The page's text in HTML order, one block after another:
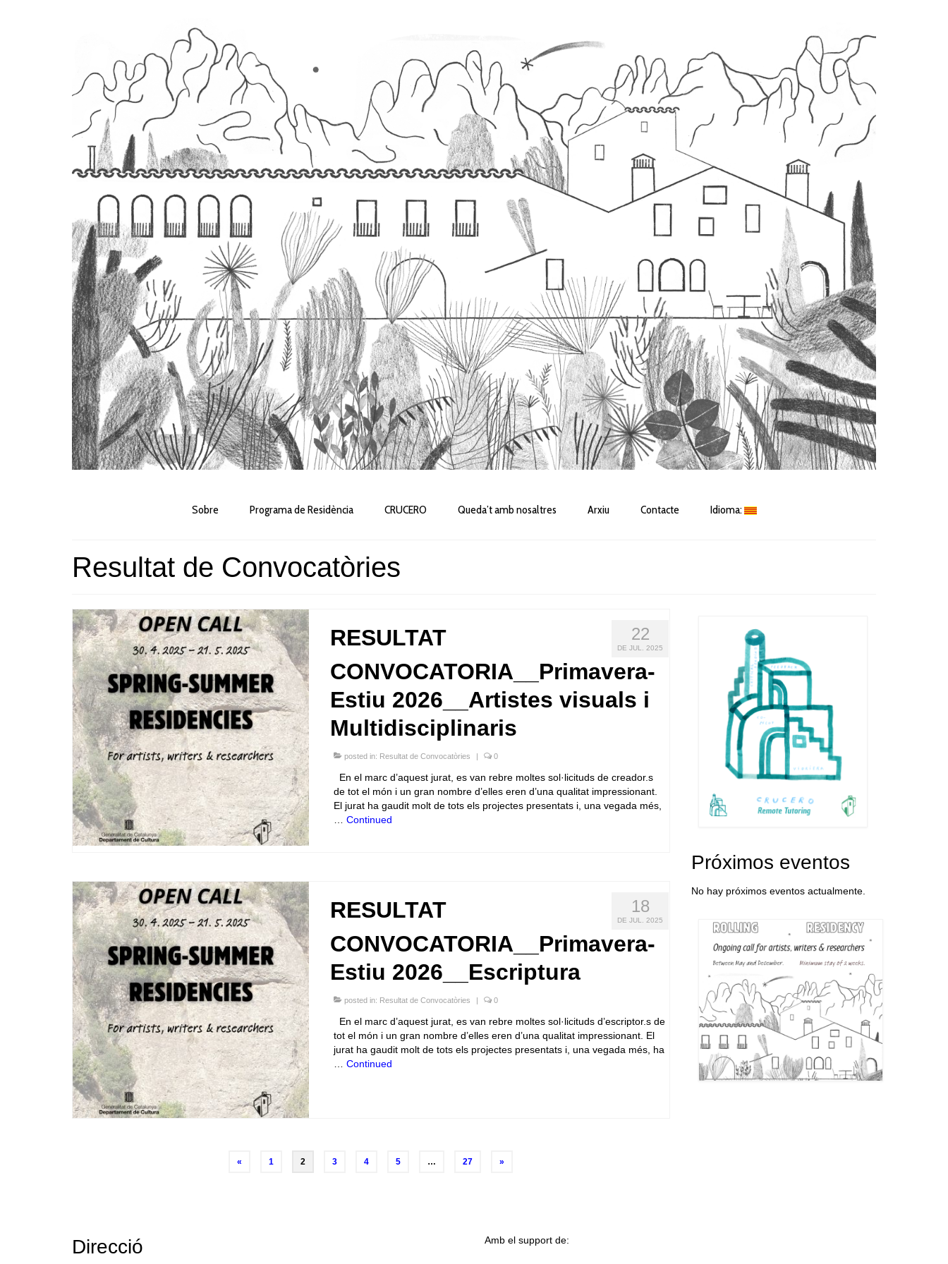
Sobre Programa de Residència CRUCERO Queda’t amb nosaltres Arxiu Contacte Idioma:
Resultat de Convocatòries
22
DE JUL. 2025
RESULTAT
CONVOCATORIA__Primavera-
Estiu 2026__Artistes visuals i
Multidisciplinaris
posted in: Resultat de Convocatòries 0
En el marc d’aquest jurat, es van rebre moltes sol·licituds de creador.s
de tot el món i un gran nombre d’elles eren d’una qualitat impressionant.
El jurat ha gaudit molt de tots els projectes presentats i, una vegada més,
… Continued
18
DE JUL. 2025
RESULTAT
CONVOCATORIA__Primavera-
Estiu 2026__Escriptura
posted in: Resultat de Convocatòries 0
En el marc d’aquest jurat, es van rebre moltes sol·licituds d’escriptor.s de
tot el món i un gran nombre d’elles eren d’una qualitat impressionant. El
jurat ha gaudit molt de tots els projectes presentats i, una vegada més, ha
… Continued
« 1 2 3 4 5 … 27 »
Próximos eventos
No hay próximos eventos actualmente.
Direcció Amb el support de: